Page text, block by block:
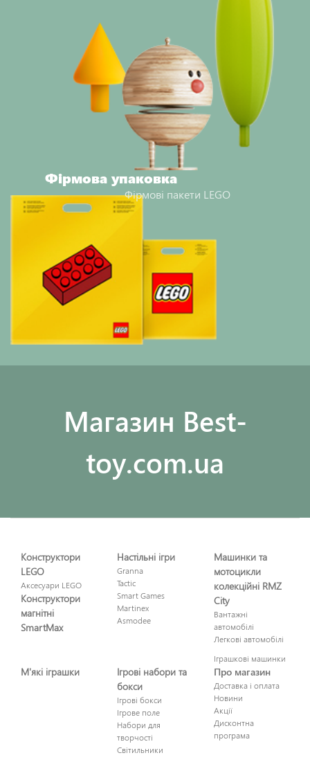
Фірмова упаковка
Фірмові пакети LEGO
Maгазин Best-
toy.com.ua
Конструктори
LEGO
Аксесуари LEGO
Конструктори
магнітні
SmartMax
Настільні ігри
Granna
Tactic
Smart Games
Martinex
Asmodee
Машинки та
мотоцикли
колекційні RMZ
City
Вантажні
автомобілі
Легкові автомобілі
Іграшкові машинки
М'які іграшки
Ігрові набори та
бокси
Ігрові бокси
Ігрове поле
Набори для
творчості
Світильники
Про магазин
Доставка і оплата
Новини
Акції
Дисконтна
програма